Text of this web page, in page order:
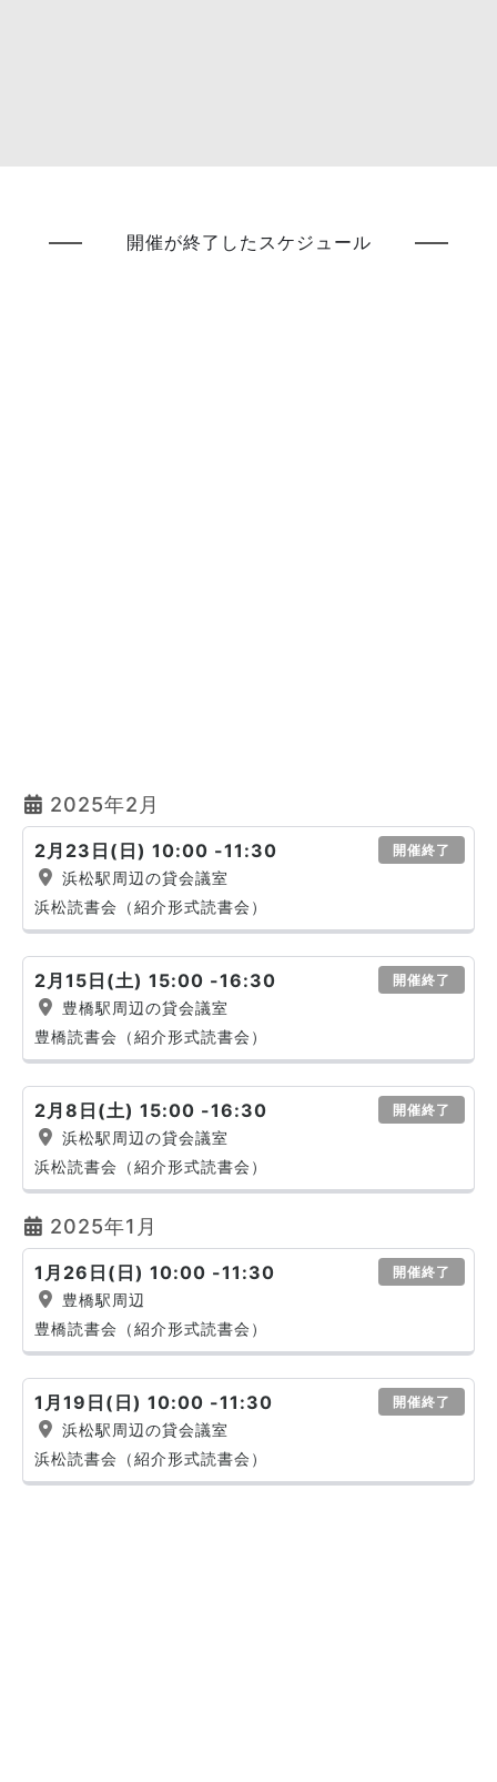
開催が終了したスケジュール
2025年2月
2月23日(日) 10:00 -11:30 開催終了
浜松駅周辺の貸会議室
浜松読書会（紹介形式読書会）
2月15日(土) 15:00 -16:30 開催終了
豊橋駅周辺の貸会議室
豊橋読書会（紹介形式読書会）
2月8日(土) 15:00 -16:30 開催終了
浜松駅周辺の貸会議室
浜松読書会（紹介形式読書会）
2025年1月
1月26日(日) 10:00 -11:30 開催終了
豊橋駅周辺
豊橋読書会（紹介形式読書会）
1月19日(日) 10:00 -11:30 開催終了
浜松駅周辺の貸会議室
浜松読書会（紹介形式読書会）